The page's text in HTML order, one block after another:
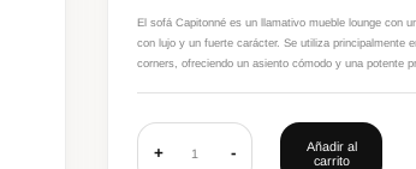
El sofá Capitonné es un llamativo mueble lounge con
con lujo y un fuerte carácter. Se utiliza principalmente
corners, ofreciendo un asiento cómodo y una potente
+ 1 -
Añadir al
carrito